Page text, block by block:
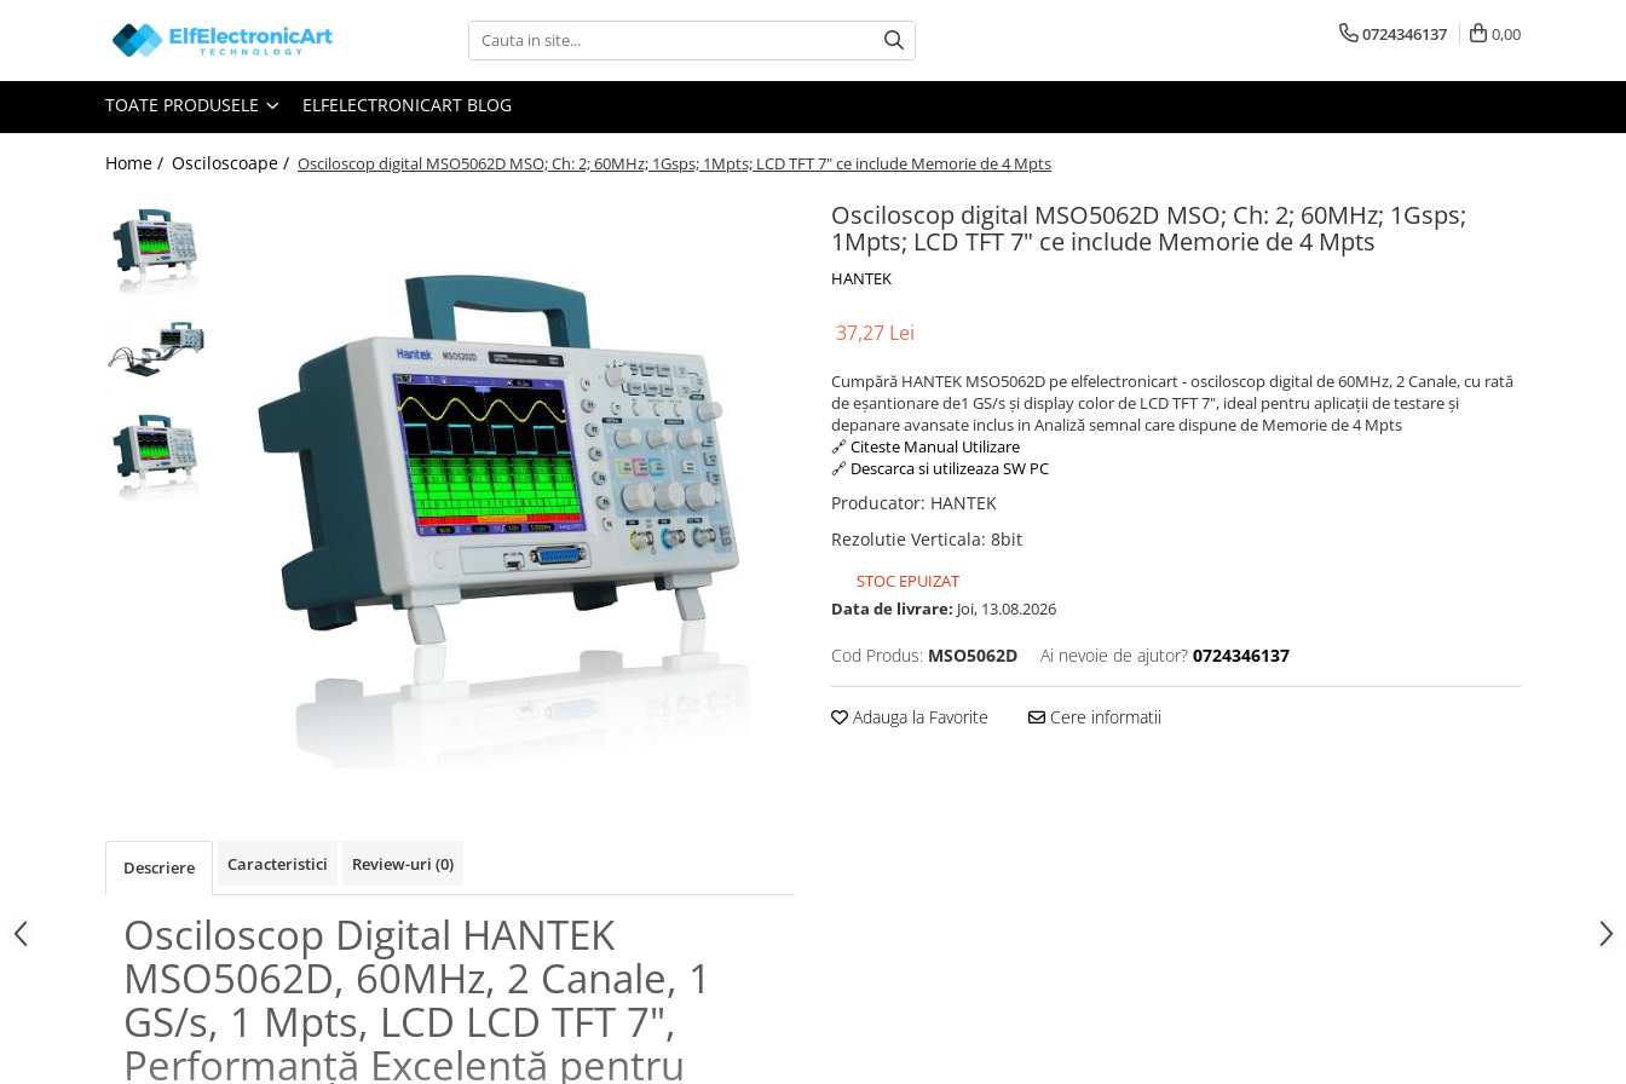
Toate Produsele
Audio
Clesti Ampermetrici
Multimetre Digitale
Surse de alimentare
Termometre
Osciloscoape
Osciloscoape TELEDYNE LECROY
Osciloscoape UNI-T
0724346137 0,00
TOATE PRODUSELE ELFELECTRONICART BLOG
Home / Osciloscoape / Osciloscop digital MSO5062D MSO; Ch: 2; 60MHz; 1Gsps; 1Mpts; LCD TFT 7" ce include Memorie de 4 Mpts
Osciloscop digital MSO5062D MSO; Ch: 2; 60MHz; 1Gsps;
1Mpts; LCD TFT 7" ce include Memorie de 4 Mpts
HANTEK
37,27 Lei
Cumpără HANTEK MSO5062D pe elfelectronicart - osciloscop digital de 60MHz, 2 Canale, cu rată
de eșantionare de1 GS/s și display color de LCD TFT 7", ideal pentru aplicații de testare și
depanare avansate inclus in Analiză semnal care dispune de Memorie de 4 Mpts
🔗 Citeste Manual Utilizare
🔗 Descarca si utilizeaza SW PC
Producator: HANTEK
Rezolutie Verticala: 8bit
STOC EPUIZAT
Data de livrare: Joi, 13.08.2026
Cod Produs: MSO5062D Ai nevoie de ajutor? 0724346137
Adauga la Favorite Cere informatii
Descriere Caracteristici Review-uri (0)
Osciloscop Digital HANTEK
MSO5062D, 60MHz, 2 Canale, 1
GS/s, 1 Mpts, LCD LCD TFT 7",
Performanță Excelentă pentru